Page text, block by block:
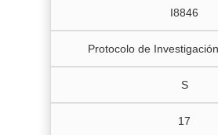
I8846
Protocolo de
S
17